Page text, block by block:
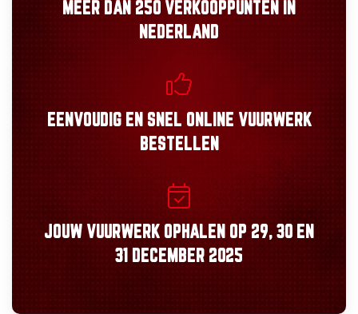
MEER DAN 250 VERKOOPPUNTEN
IN
NEDERLAND
EENVOUDIGEN SNEL ONLINE VUURWERK
BESTELLEN
JOUW VUURWERK OPHALEN OP 29, 30 EN
31 DECEMBER 2025